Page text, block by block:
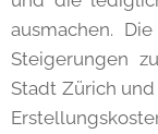
ausmachen.
Steigerungen
Stadt Zürich